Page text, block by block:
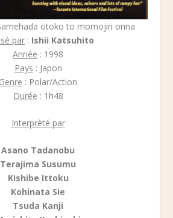
otoko to momojiri onna
par : Ishii Katsuhito
Année : 1998
Pays : Japon
Genre : Polar/Action
Durée : 1h48
Interprèté par
Asano Tadanobu
Terajima Susumu
Kishibe Ittoku
Kohinata Sie
Tsuda Kanji